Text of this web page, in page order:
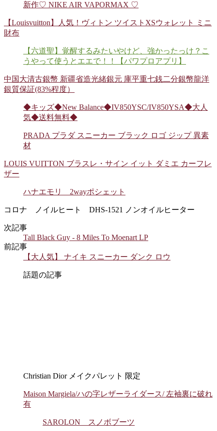
新作♡ NIKE AIR VAPORMAX ♡
【Louisvuitton】人気！ヴィトン ツイストXSウォレット ミニ
財布
【六道聖】覚醒するみたいやけど、強かったっけ？こ
うやって使うとエエで！！【パワプロアプリ】
中国大清古銀幣 新疆省造光緒銀元 庫平重七銭二分銀幣龍洋
銀質保証(83%程度）
◆キッズ◆New Balance◆IV850YSC/IV850YSA◆大人
気◆送料無料◆
PRADA プラダ スニーカー ブラック ロゴ ジップ 異素
材
LOUIS VUITTON ブラスレ・サイン イット ダミエ カーフレ
ザー
ハナエモリ 2wayポシェット
コロナ ノイルヒート DHS-1521 ノンオイルヒーター
次記事
Tall Black Guy - 8 Miles To Moenart LP
前記事
【大人気】 ナイキ スニーカー ダンク ロウ
話題の記事
Christian Dior メイクパレット 限定
Maison Margiela/ハの字レザーライダース/ 左袖裏に破れ
有
SAROLON スノボブーツ